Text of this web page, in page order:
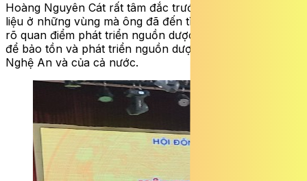
Hoàng Nguyên Cát rất tâm đắc trước các nguồn dược
liệu ở những vùng mà ông đã đến tìm kiếm và thể hiện
rõ quan điểm phát triển nguồn dược liệu từng vùng miền
để bảo tồn và phát triển nguồn dược liệu của quê hương
Nghệ An và của cả nước.